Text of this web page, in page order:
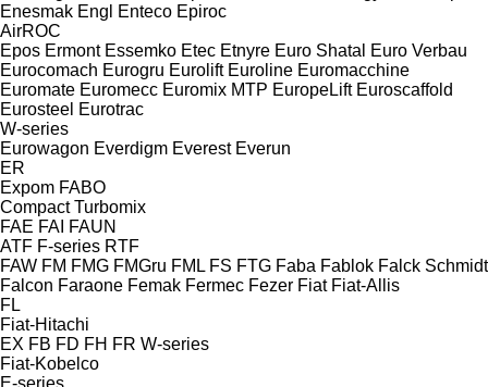
Enesmak Engl Enteco Epiroc
AirROC
Epos Ermont Essemko Etec Etnyre Euro Shatal
Euro Verbau
Eurocomach Eurogru Eurolift Euroline Euromacchine
Euromate Euromecc Euromix MTP EuropeLift Euroscaffold
Eurosteel Eurotrac
W-series
Eurowagon Everdigm Everest Everun
ER
Expom FABO
Compact Turbomix
FAE FAI FAUN
ATF F-series RTF
FAW FM FMG FMGru FML FS FTG Faba Fablok Falck Schmidt
Falcon Faraone Femak Fermec Fezer Fiat Fiat-Allis
FL
Fiat-Hitachi
EX FB FD FH FR W-series
Fiat-Kobelco
E-series